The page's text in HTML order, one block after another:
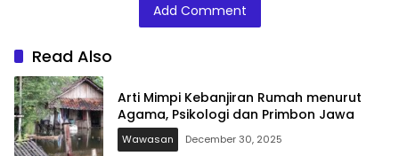
Add Comment
Read Also
Arti Mimpi Kebanjiran Rumah menurut
Agama, Psikologi dan Primbon Jawa
Wawasan December 30, 2025